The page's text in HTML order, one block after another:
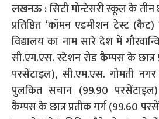
लखनऊ :सिटी मोन्टेसरी स्कूल के तीन
प्रतिष्ठित ‘कॉमन एडमीशन टेस्ट
विद्यालय का नाम सारे देश में
सी.एम.एस. स्टेशन रोड कैम्पस के छात्र
परसेंटाइल), सी.एम.एस. गोमती
पुलकित सचान (99.90
कैम्पस के छात्र प्रतीक गर्ग (99.60